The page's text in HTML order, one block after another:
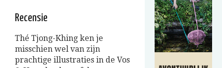
Recensie
Thé Tjong-Khing ken je
misschien wel van zijn
prachtige illustraties in de Vos